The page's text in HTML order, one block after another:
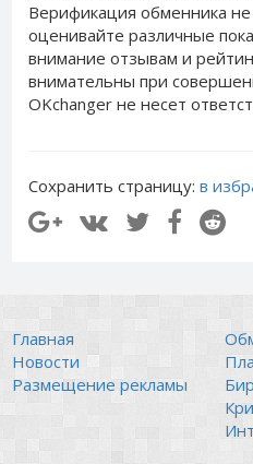
Верификация обменника
оценивайте различные
внимание отзывам и
внимательны при
OKchanger не несет
Сохранить страницу: в
Главная
Новости
Размещение рекламы